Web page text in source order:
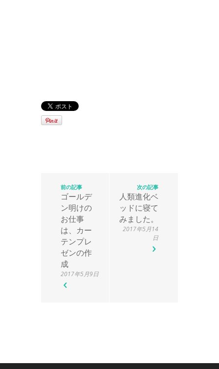
前の記事
ゴールデ
ン明けの
お仕事
は、カー
テンプレ
ゼンの作
成
2017年5月9日
次の記事
人類進化ベ
ッドに寝て
みました。
2017年5月14
日